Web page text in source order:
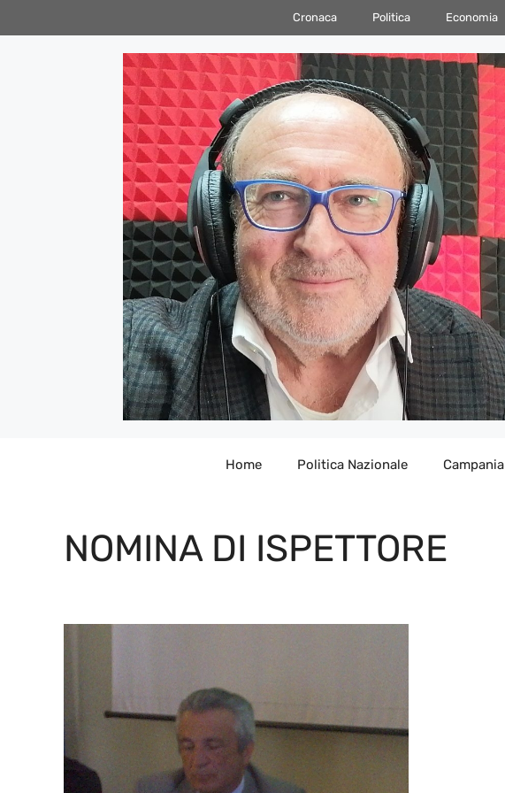
al
Cronaca Politica Economia
Home Politica Nazionale Campania
NOMINA DI ISPETTORE